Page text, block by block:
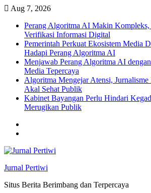
Skip
content
Aug 7, 2026
Perang Algoritma AI Makin
Verifikasi Informasi Digital
Pemerintah Perkuat Ekosistem Media
Hadapi Perang Algoritma AI
Menjawab Perang Algoritma AI
Media Tepercaya
Algoritma Mengejar Atensi,
Akal Sehat Publik
Kabinet Bayangan Perlu Hindari
Merugikan Publik
Jurnal Pertiwi
Situs Berita Berimbang dan Terpercaya